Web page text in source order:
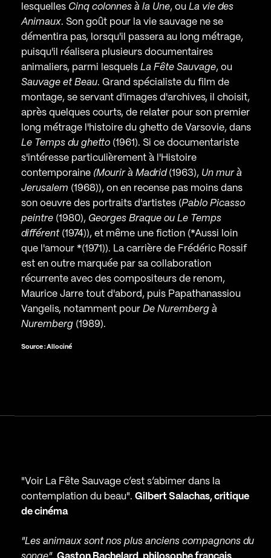
lesquelles Cinq colonnes à la Une, ou La vie des
Animaux. Son goût pour la vie sauvage ne se
démentira pas, lorsqu'il passera au long métrage,
puisqu'il réalisera plusieurs documentaires
animaliers, parmi lesquels La Fête Sauvage, ou
Sauvage et Beau. Grand spécialiste du film de
montage, se servant d'images d'archives, il choisit,
après quelques courts, de relater pour son premier
long métrage l'histoire du ghetto de Varsovie, dans
Le Temps du ghetto(1961). Si ce documentariste
s'intéresse particulièrement à l'Histoire
contemporaine (Mourir à Madrid(1963), Un mur à
Jerusalem (1968)), on en recense pas moins dans
son oeuvre des portraits d'artistes (Pablo Picasso
peintre(1980), Georges Braque ou Le Temps
différent(1974)), et même une fiction (*Aussi loin
que l'amour *(1971)). La carrière de Frédéric Rossif
est en outre marquée par sa collaboration
récurrente avec des compositeurs de renom,
Maurice Jarre tout d'abord, puis Papathanassiou
Vangelis, notamment pour De Nuremberg à
Nuremberg(1989).
Source : Allociné
"Voir La Fête Sauvage c’est s’abimer dans la
contemplation du beau". Gilbert Salachas, critique
de cinéma
"Les animaux sont nos plus anciens compagnons du